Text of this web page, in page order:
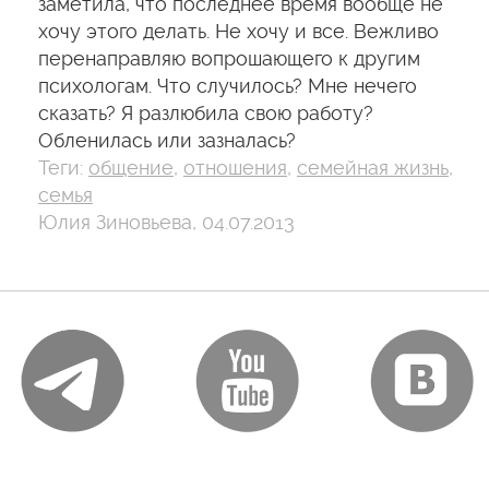
хочу этого делать. Не хочу и все. Вежливо
перенаправляю вопрошающего к другим
психологам. Что случилось? Мне нечего
сказать? Я разлюбила свою работу?
Обленилась или зазналась?
Теги: общение, отношения, семейная жизнь,
семья
Юлия Зиновьева, 04.07.2013